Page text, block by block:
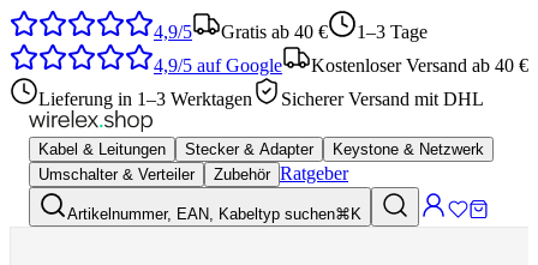
4,9/5 Gratis ab 40 €
1–3 Tage
4,9/5 auf Google
Kostenloser Versand ab 40 €
Lieferung in 1–3 Werktagen
Sicherer Versand mit DHL
Kabel & Leitungen Stecker & Adapter
Keystone & Netzwerk
Umschalter & Verteiler
Zubehör Ratgeber
Artikelnummer, EAN, Kabeltyp suchen⌘K